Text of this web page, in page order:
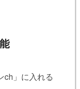
ch」に入れる